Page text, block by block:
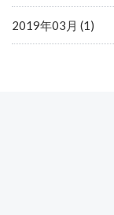
2019年03月 (1)